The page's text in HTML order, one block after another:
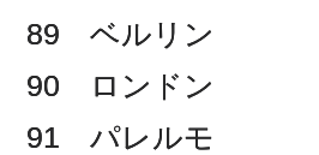
89 ベルリン
90 ロンドン
91 パレルモ